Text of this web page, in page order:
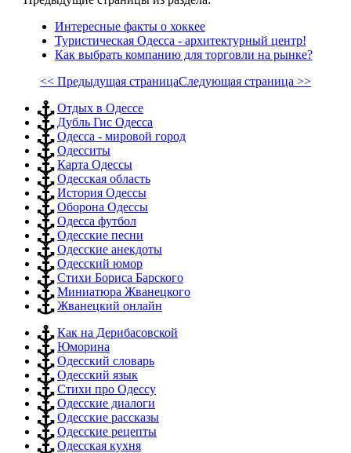
Интересные факты о хоккее
Туристическая Одесса - архитектурный центр!
Как выбрать компанию для торговли на рынке?
<< Предыдущая страницаСледующая страница >>
Отдых в Одессе
Дубль Гис Одесса
Одесса - мировой город
Одесситы
Карта Одессы
Одесская область
История Одессы
Оборона Одессы
Одесса футбол
Одесские песни
Одесские анекдоты
Одесский юмор
Стихи Бориса Барского
Миниатюра Жванецкого
Жванецкий онлайн
Как на Дерибасовской
Юморина
Одесский словарь
Одесский язык
Стихи про Одессу
Одесские диалоги
Одесские рассказы
Одесские рецепты
Одесская кухня